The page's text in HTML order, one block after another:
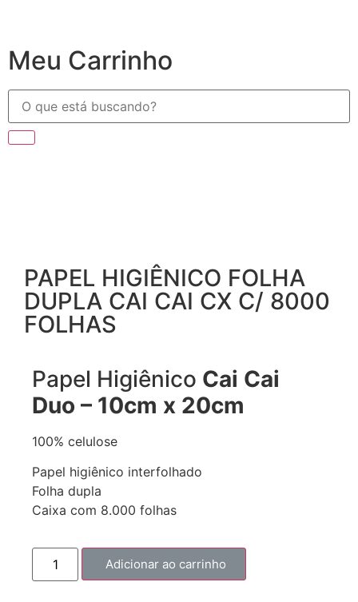
Meu Carrinho
PAPEL HIGIÊNICO FOLHA
DUPLA CAI CAI CX C/ 8000
FOLHAS
Papel Higiênico Cai Cai
Duo – 10cm x 20cm
100% celulose
Papel higiênico interfolhado
Folha dupla
Caixa com 8.000 folhas
Adicionar ao carrinho